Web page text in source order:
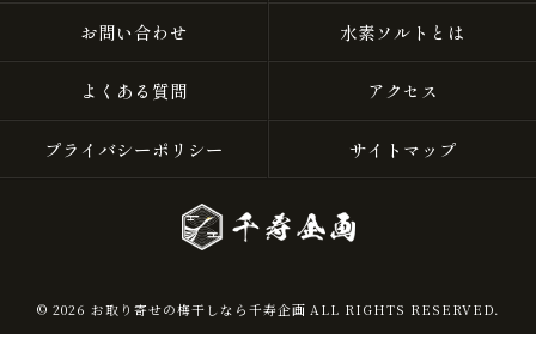
お問い合わせ 水素ソルトとは
よくある質問 アクセス
プライバシーポリシー サイトマップ
© 2026 お取り寄せの梅干しなら千寿企画 ALL RIGHTS RESERVED.